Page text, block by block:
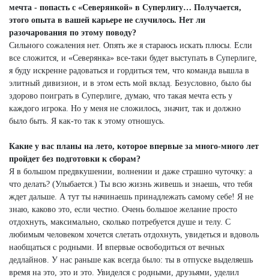
мечта - попасть с «Северянкой» в Суперлигу… Получается,
этого опыта в вашей карьере не случилось. Нет ли
разочарования по этому поводу?
Сильного сожаления нет. Опять же я стараюсь искать плюсы. Если
все сложится, и «Северянка» все-таки будет выступать в Суперлиге,
я буду искренне радоваться и гордиться тем, что команда вышла в
элитный дивизион, и в этом есть мой вклад. Безусловно, было бы
здорово поиграть в Суперлиге, думаю, что такая мечта есть у
каждого игрока. Но у меня не сложилось, значит, так и должно
было быть. Я как-то так к этому отношусь.
Какие у вас планы на лето, которое впервые за много-много лет
пройдет без подготовки к сборам?
Я в большом предвкушении, волнении и даже страшно чуточку: а
что делать? (Улыбается.) Ты всю жизнь живешь и знаешь, что тебя
ждет дальше. А тут ты начинаешь принадлежать самому себе! Я не
знаю, каково это, если честно. Очень большое желание просто
отдохнуть, максимально, сколько потребуется душе и телу. С
любимым человеком хочется слетать отдохнуть, увидеться и вдоволь
наобщаться с родными. И впервые освободиться от вечных
дедлайнов. У нас раньше как всегда было: ты в отпуске выделяешь
время на это, это и это. Увиделся с родными, друзьями, уделил